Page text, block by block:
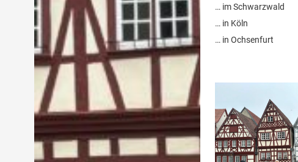
… im Schwarzwald
… in Köln
… in Ochsenfurt